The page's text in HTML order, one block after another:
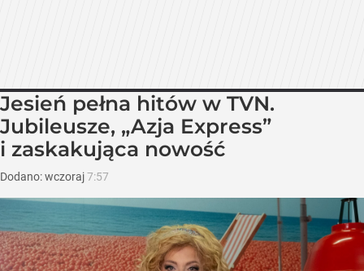
Jesień pełna hitów w TVN.
Jubileusze, „Azja Express”
i zaskakująca nowość
Dodano:wczoraj7:57